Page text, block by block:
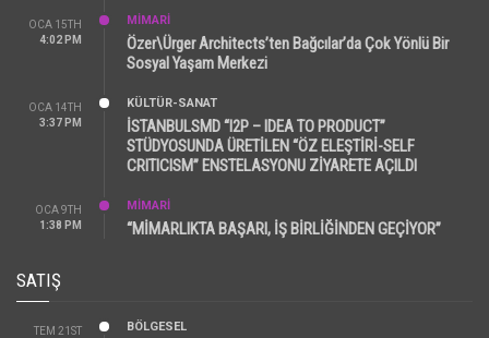
OCA 15TH
4:02 PM
MİMARİ
Özer\Ürger Architects’ten Bağcılar’da Çok Yönlü Bir
Sosyal Yaşam Merkezi
OCA 14TH
3:37 PM
KÜLTÜR-SANAT
İSTANBULSMD “I2P – IDEA TO PRODUCT”
STÜDYOSUNDA ÜRETİLEN “ÖZ ELEŞTİRİ-SELF
CRITICISM” ENSTELASYONU ZİYARETE AÇILDI
OCA 9TH
1:38 PM
MİMARİ
“MİMARLIKTA BAŞARI, İŞ BİRLİĞİNDEN GEÇİYOR”
SATIŞ
TEM 21ST
BÖLGESEL